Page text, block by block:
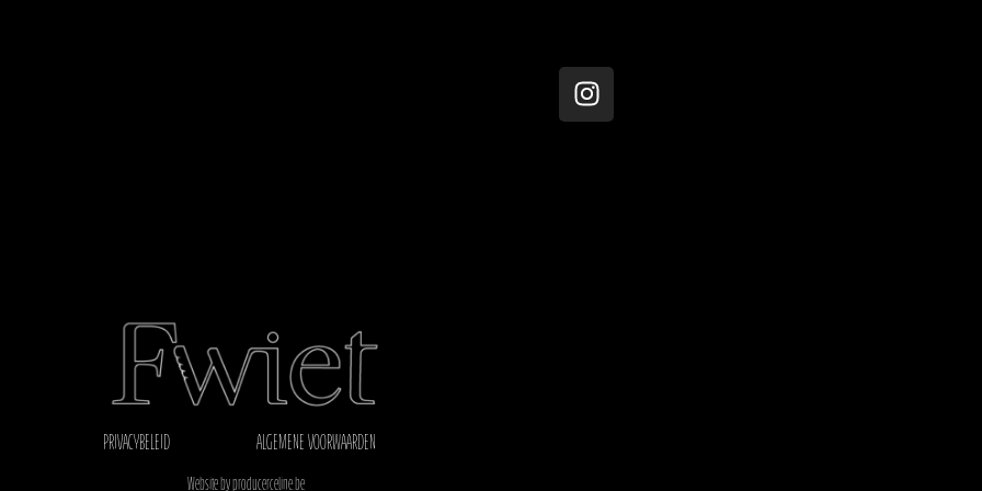
PRIVACYBELEID ALGEMENE VOORWAARDEN
Website by producerceline.be